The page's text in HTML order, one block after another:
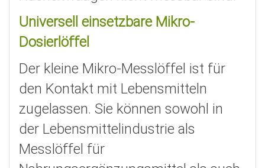
Universell einsetzbare Mikro-
Dosierlöffel
Der kleine Mikro-Messlöffel ist für
den Kontakt mit Lebensmitteln
zugelassen. Sie können sowohl in
der Lebensmittelindustrie als
Messlöffel für